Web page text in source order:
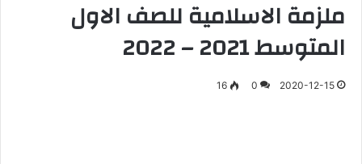
ملزمة الاسلامية للصف الاول
المتوسط 2021 – 2022
2020-12-15
0
16